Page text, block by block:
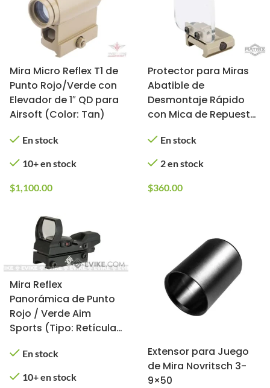
Mira Micro Reflex T1 de
Punto Rojo/Verde con
Elevador de 1″ QD para
Airsoft (Color: Tan)
En stock
10+ en stock
$1,100.00
Protector para Miras
Abatible de
Desmontaje Rápido
con Mica de Repuesto
En stock
2 en stock
$360.00
Mira Reflex
Panorámica de Punto
Rojo / Verde Aim
Sports (Tipo: Retículas
En stock
10+ en stock
Extensor para Juego
de Mira Novritsch 3-
9×50